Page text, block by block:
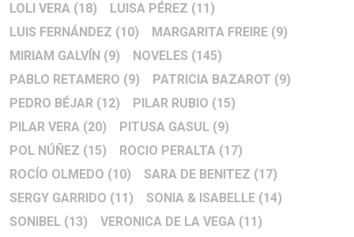
LOLI VERA (18) LUISA PÉREZ (11)
LUIS FERNÁNDEZ (10) MARGARITA FREIRE (9)
MIRIAM GALVÍN (9) NOVELES (145)
PABLO RETAMERO (9) PATRICIA BAZAROT (9)
PEDRO BÉJAR (12) PILAR RUBIO (15)
PILAR VERA (20) PITUSA GASUL (9)
POL NÚÑEZ (15) ROCIO PERALTA (17)
ROCÍO OLMEDO (10) SARA DE BENITEZ (17)
SERGY GARRIDO (11) SONIA & ISABELLE (14)
SONIBEL (13) VERONICA DE LA VEGA (11)